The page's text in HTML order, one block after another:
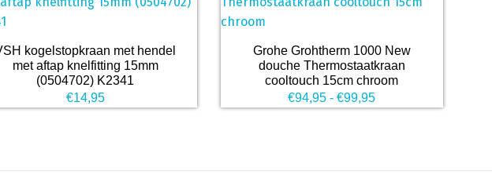
kogelstopkraan met hendel
met aftap knelfitting 15mm
(0504702) K2341
€14,95
product
Grohe Grohtherm 1000 New
douche Thermostaatkraan
cooltouch 15cm chroom
€94,95 - €99,95Prijsklasse: